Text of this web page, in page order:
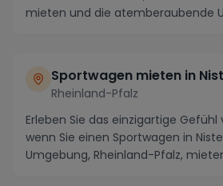
mieten und die atemberaubende
Sportwagen mieten in
Rheinland-Pfalz
Erleben Sie das einzigartige Gefühl
wenn Sie einen Sportwagen in
Umgebung, Rheinland-Pfalz,